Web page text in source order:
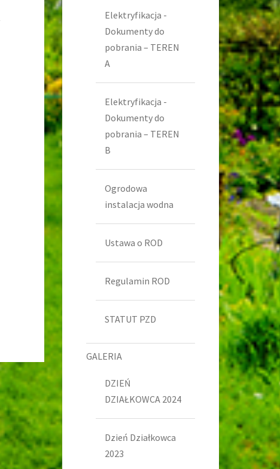
Elektryfikacja -
Dokumenty do
pobrania – TEREN
A
Elektryfikacja -
Dokumenty do
pobrania – TEREN
B
Ogrodowa
instalacja wodna
Ustawa o ROD
Regulamin ROD
STATUT PZD
GALERIA
DZIEŃ
DZIAŁKOWCA 2024
Dzień Działkowca
2023